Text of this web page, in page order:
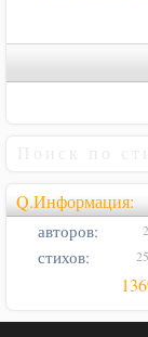
Q.Информация:
авторов:
стихов: